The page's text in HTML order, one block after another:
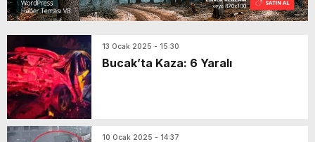
13 Ocak 2025 - 15:30
Bucak’ta Kaza: 6 Yaralı
10 Ocak 2025 - 14:37